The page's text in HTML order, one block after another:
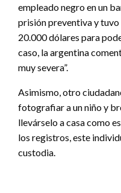
empleado negro en un
prisión preventiva y
20.000 dólares para
caso, la argentina
muy severa”.
Asimismo, otro
fotografiar a un niño y
llevárselo a casa como
los registros, este
custodia.